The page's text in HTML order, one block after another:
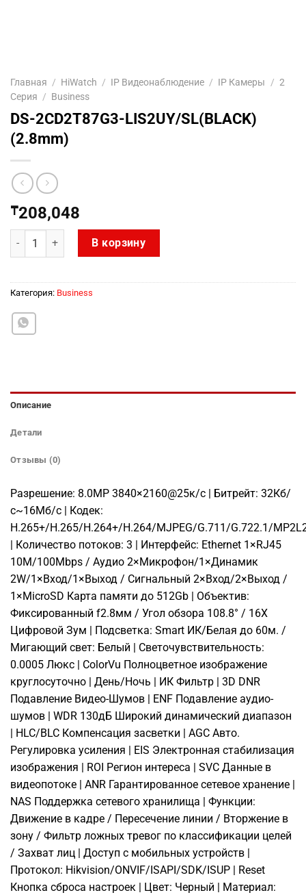
Главная / HiWatch / IP Видеонаблюдение / IP Камеры / 2
Серия / Business
DS-2CD2T87G3-LIS2UY/SL(BLACK)
(2.8mm)
₸208,048
Количество товара DS-2CD2T87G3-LIS2UY/SL(BLACK) (2.8mm)
В корзину
Категория: Business
Описание
Детали
Отзывы (0)
Разрешение: 8.0MP 3840×2160@25к/с | Битрейт: 32Кб/
с~16Мб/с | Кодек:
H.265+/H.265/H.264+/H.264/MJPEG/G.711/G.722.1/
| Количество потоков: 3 | Интерфейс: Ethernet 1×RJ45
10M/100Mbps / Аудио 2×Микрофон/1×Динамик
2W/1×Вход/1×Выход / Сигнальный 2×Вход/2×Выход /
1×MicroSD Карта памяти до 512Gb | Объектив:
Фиксированный f2.8мм / Угол обзора 108.8° / 16X
Цифровой Зум | Подсветка: Smart ИК/Белая до 60м. /
Мигающий свет: Белый | Светочувствительность:
0.0005 Люкс | ColorVu Полноцветное изображение
круглосуточно | День/Ночь | ИК Фильтр | 3D DNR
Подавление Видео-Шумов | ENF Подавление аудио-
шумов | WDR 130дБ Широкий динамический диапазон
| HLC/BLC Компенсация засветки | AGC Авто.
Регулировка усиления | EIS Электронная стабилизация
изображения | ROI Регион интереса | SVC Данные в
видеопотоке | ANR Гарантированное сетевое хранение |
NAS Поддержка сетевого хранилища | Функции:
Движение в кадре / Пересечение линии / Вторжение в
зону / Фильтр ложных тревог по классификации целей
/ Захват лиц | Доступ с мобильных устройств |
Протокол: Hikvision/ONVIF/ISAPI/SDK/ISUP | Reset
Кнопка сброса настроек | Цвет: Черный | Материал: